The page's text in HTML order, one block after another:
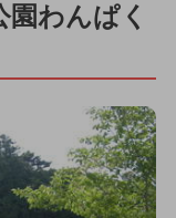
わんぱく